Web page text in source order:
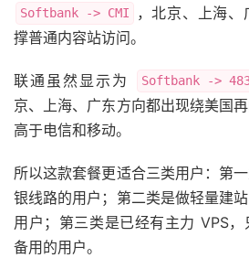
Softbank -> CMI
，北京、上海
撑普通内容站访问。
联通虽然显示为 Softbank ->
京、上海、广东方向都出现绕美国
高于电信和移动。
所以这款套餐更适合三类用户：第
银线路的用户；第二类是做轻量建
用户；第三类是已经有主力 VPS
备用的用户。